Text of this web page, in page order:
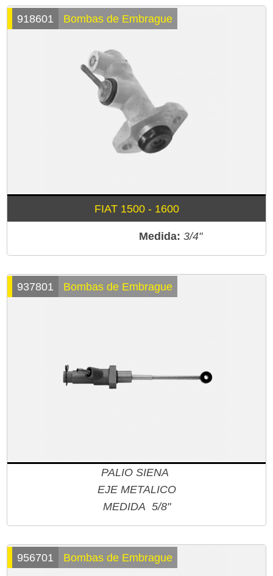
FIAT 1500 - 1600
Medida: 3/4"
918601 Bombas de Embrague
PALIO SIENA
EJE METALICO
MEDIDA 5/8"
937801 Bombas de Embrague
956701 Bombas de Embrague